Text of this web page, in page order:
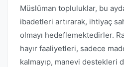
Müslüman topluluklar, bu
ibadetleri artırarak, ihtiyaç
olmayı hedeflemektedirler.
hayır faaliyetleri, sadece
kalmayıp, manevi destekleri